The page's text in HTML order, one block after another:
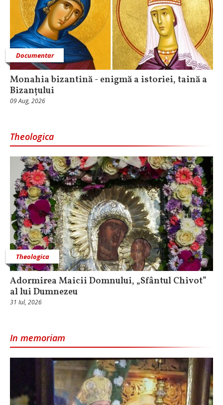
Documentar
Monahia bizantină - enigmă a istoriei, taină a
Bizanțului
09 Aug, 2026
Theologica
Theologica
Adormirea Maicii Domnului, „Sfântul Chivot”
al lui Dumnezeu
31 Iul, 2026
In memoriam